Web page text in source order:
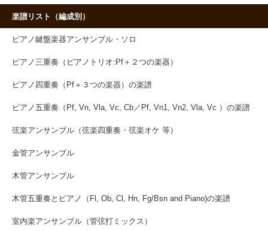
楽譜リスト（編成別）
ピアノ鍵盤楽器アンサンブル・ソロ
ピアノ三重奏（ピアノトリオ:Pf＋２つの楽器）
ピアノ四重奏（Pf＋３つの楽器）の楽譜
ピアノ五重奏（Pf, Vn, Vla, Vc, Cb／Pf, Vn1, Vn2, Vla, Vc ）の楽譜
弦楽アンサンブル（弦楽四重奏・弦楽オケ 等）
金管アンサンブル
木管アンサンブル
木管五重奏とピアノ（Fl, Ob, Cl, Hn, Fg/Bsn and Piano)の楽譜
室内楽アンサンブル（管弦打ミックス）